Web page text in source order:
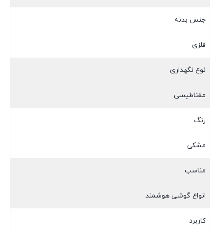
جنس بدنه
فلزی
نوع نگهداری
مغناطیسی
رنگ
مشکی
مناسب
انواع گوشی هوشمند
کاربرد